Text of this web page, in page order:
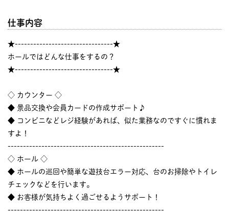
仕事内容
★--------------------------------★
ホールではどんな仕事をするの？
★--------------------------------★
◇ カウンター ◇
◆ 景品交換や会員カードの作成サポート♪
◆ コンビニなどレジ経験があれば、似た業務なのですぐに慣れま
すよ！
---------------------------------------------------
◇ ホール ◇
◆ ホールの巡回や簡単な遊技台エラー対応、台のお掃除やトイレ
チェックなどを行います。
◆ お客様が気持ちよく過ごせるようサポート！
---------------------------------------------------